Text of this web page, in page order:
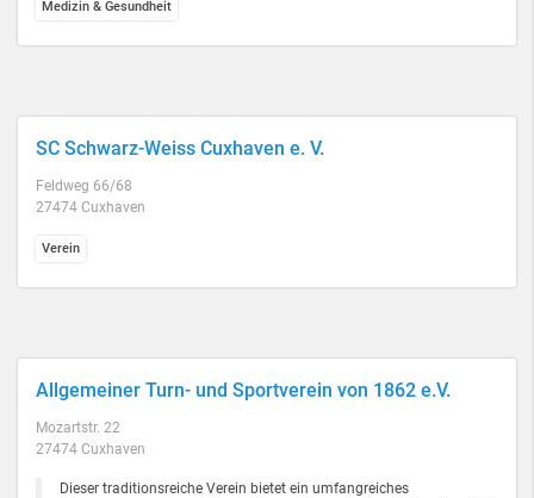
Medizin & Gesundheit
SC Schwarz-Weiss Cuxhaven e. V.
Feldweg 66/68
27474 Cuxhaven
Verein
Allgemeiner Turn- und Sportverein von 1862 e.V.
Mozartstr. 22
27474 Cuxhaven
Dieser traditionsreiche Verein bietet ein umfangreiches